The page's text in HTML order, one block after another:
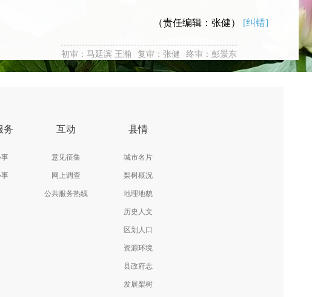
（责任编辑：张健） [纠错]
初审：马延滨 王瀚 复审：张健 终审：彭景东
务
事
事
互动
意见征集
网上调查
公共服务热线
县情
城市名片
梨树概况
地理地貌
历史人文
区划人口
资源环境
县政府志
发展梨树